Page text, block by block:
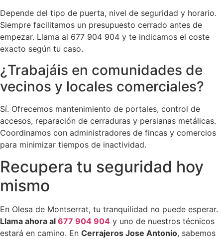
Depende del tipo de puerta, nivel de seguridad y horario.
Siempre facilitamos un presupuesto cerrado antes de
empezar. Llama al 677 904 904 y te indicamos el coste
exacto según tu caso.
¿Trabajáis en comunidades de
vecinos y locales comerciales?
Sí. Ofrecemos mantenimiento de portales, control de
accesos, reparación de cerraduras y persianas metálicas.
Coordinamos con administradores de fincas y comercios
para minimizar tiempos de inactividad.
Recupera tu seguridad hoy
mismo
En Olesa de Montserrat, tu tranquilidad no puede esperar.
Llama ahora al 677 904 904 y uno de nuestros técnicos
estará en camino. En Cerrajeros Jose Antonio, sabemos